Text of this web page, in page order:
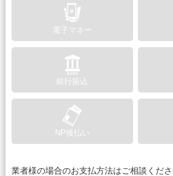
電子マネー
銀行振込
NP後払い
業者様の場合のお支払方法はご相談くだ